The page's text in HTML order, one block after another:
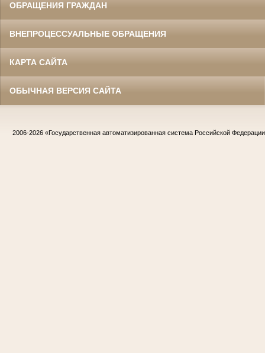
ОБРАЩЕНИЯ ГРАЖДАН
ВНЕПРОЦЕССУАЛЬНЫЕ ОБРАЩЕНИЯ
КАРТА САЙТА
ОБЫЧНАЯ ВЕРСИЯ САЙТА
2006-2026 «Государственная автоматизированная система Российской